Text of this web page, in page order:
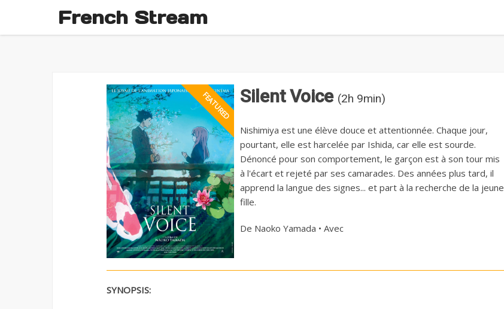
French Stream
Silent Voice (2h 9min)
Nishimiya est une élève douce et attentionnée. Chaque jour,
pourtant, elle est harcelée par Ishida, car elle est sourde.
Dénoncé pour son comportement, le garçon est à son tour mis
à l'écart et rejeté par ses camarades. Des années plus tard, il
apprend la langue des signes... et part à la recherche de la jeune
fille.
De Naoko Yamada • Avec
SYNOPSIS: